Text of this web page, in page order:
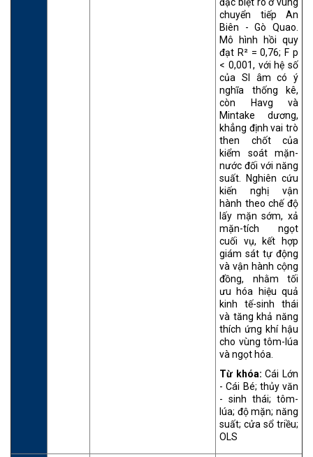
chuyển tiếp An
Biên - Gò Quao.
Mô hình hồi quy
đạt R² = 0,76; F p
< 0,001, với hệ số
của SI âm có ý
nghĩa thống kê,
còn Havg và
Mintake dương,
khẳng định vai trò
then chốt của
kiểm soát mặn-
nước đối với năng
suất. Nghiên cứu
kiến nghị vận
hành theo chế độ
lấy mặn sớm, xả
mặn-tích ngọt
cuối vụ, kết hợp
giám sát tự động
và vận hành cộng
đồng, nhằm tối
ưu hóa hiệu quả
kinh tế-sinh thái
và tăng khả năng
thích ứng khí hậu
cho vùng tôm-lúa
và ngọt hóa.
Từ khóa: Cái Lớn
- Cái Bé; thủy văn
- sinh thái; tôm-
lúa; độ mặn; năng
suất; cửa sổ triều;
OLS